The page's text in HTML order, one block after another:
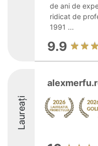
de ani de
ridicat de
1991 ...
9.9
Laureați